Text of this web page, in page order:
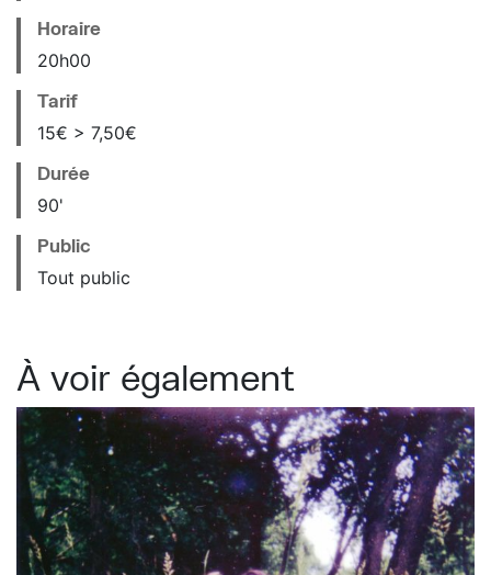
Horaire
20h00
Tarif
15€ > 7,50€
Durée
90'
Public
Tout public
À voir également